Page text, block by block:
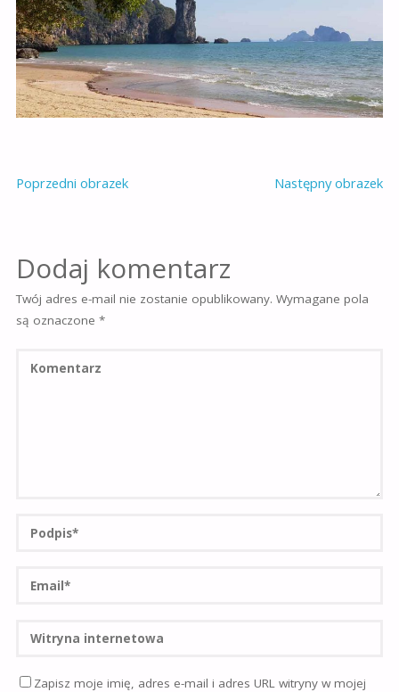
Poprzedni obrazek Następny obrazek
Dodaj komentarz
Twój adres e-mail nie zostanie opublikowany. Wymagane pola
są oznaczone *
Zapisz moje imię, adres e-mail i adres URL witryny w mojej